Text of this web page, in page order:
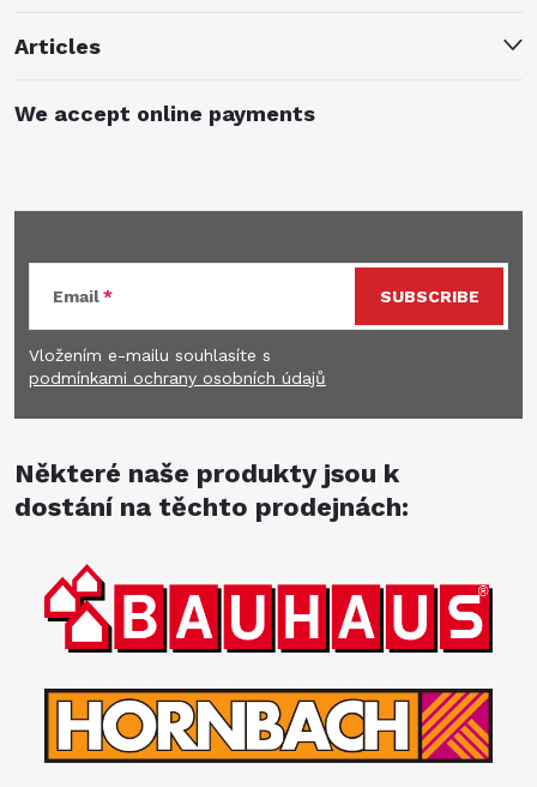
Articles
We accept online payments
Email
Vložením e-mailu souhlasíte s
podmínkami ochrany osobních údajů
SUBSCRIBE
Některé naše produkty jsou k
dostání na těchto prodejnách: